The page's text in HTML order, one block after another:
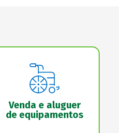
Venda e aluguer
de equipamentos